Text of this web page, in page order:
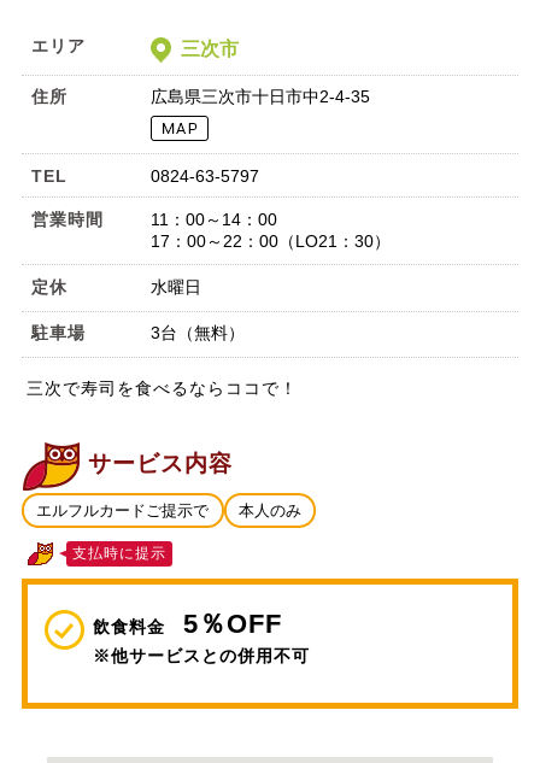
エリア 三次市
住所 広島県三次市十日市中2-4-35
TEL 0824-63-5797
営業時間
11：00～14：00
17：00～22：00（LO21：30）
定休 水曜日
駐車場 3台（無料）
三次で寿司を食べるならココで！
サービス内容
エルフルカードご提示で 本人のみ
支払時に提示
飲食料金5％OFF
※他サービスとの併用不可